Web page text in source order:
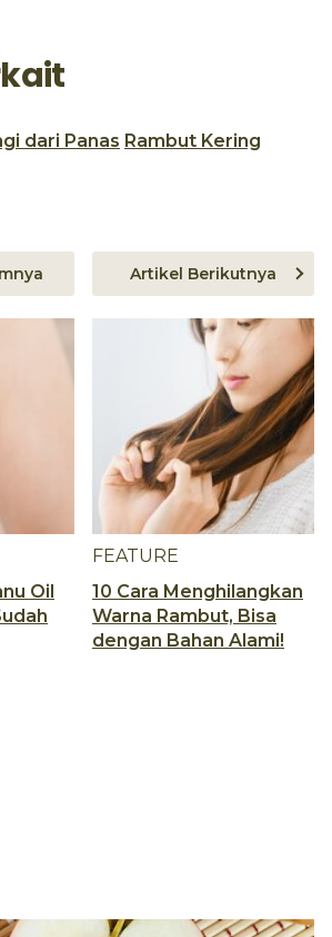
dari Panas Rambut Kering
Oil
FEATURE
10 Cara Menghilangkan
Warna Rambut, Bisa
dengan Bahan Alami!
Artikel Berikutnya